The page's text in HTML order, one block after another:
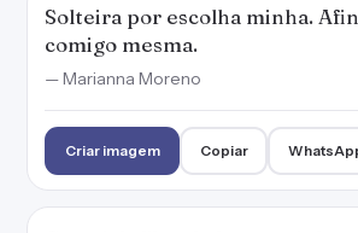
Solteira por escolha minha.
comigo mesma.
— Marianna Moreno
Criar imagem Copiar